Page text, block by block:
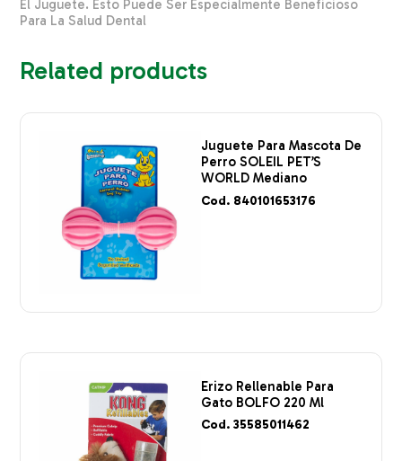
El Juguete. Esto Puede Ser Especialmente Beneficioso
Para La Salud Dental
Related products
Juguete Para Mascota De
Perro SOLEIL PET’S
WORLD Mediano
Cod. 840101653176
Erizo Rellenable Para
Gato BOLFO 220 Ml
Cod. 35585011462